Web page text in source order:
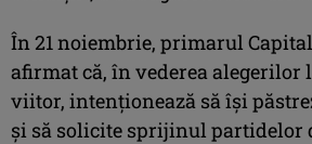
În 21 noiembrie, primarul
afirmat că, în vederea alegerilor
viitor, intenţionează să îşi
şi să solicite sprijinul partidelor